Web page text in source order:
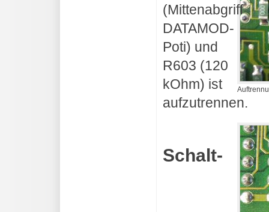
(Mittenabgriff
DATAMOD-
Poti) und
R603 (120
kOhm) ist
aufzutrennen.
Schalt-